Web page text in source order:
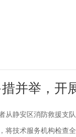
并举，开
从静安区消防救援支
将技术服务机构检查